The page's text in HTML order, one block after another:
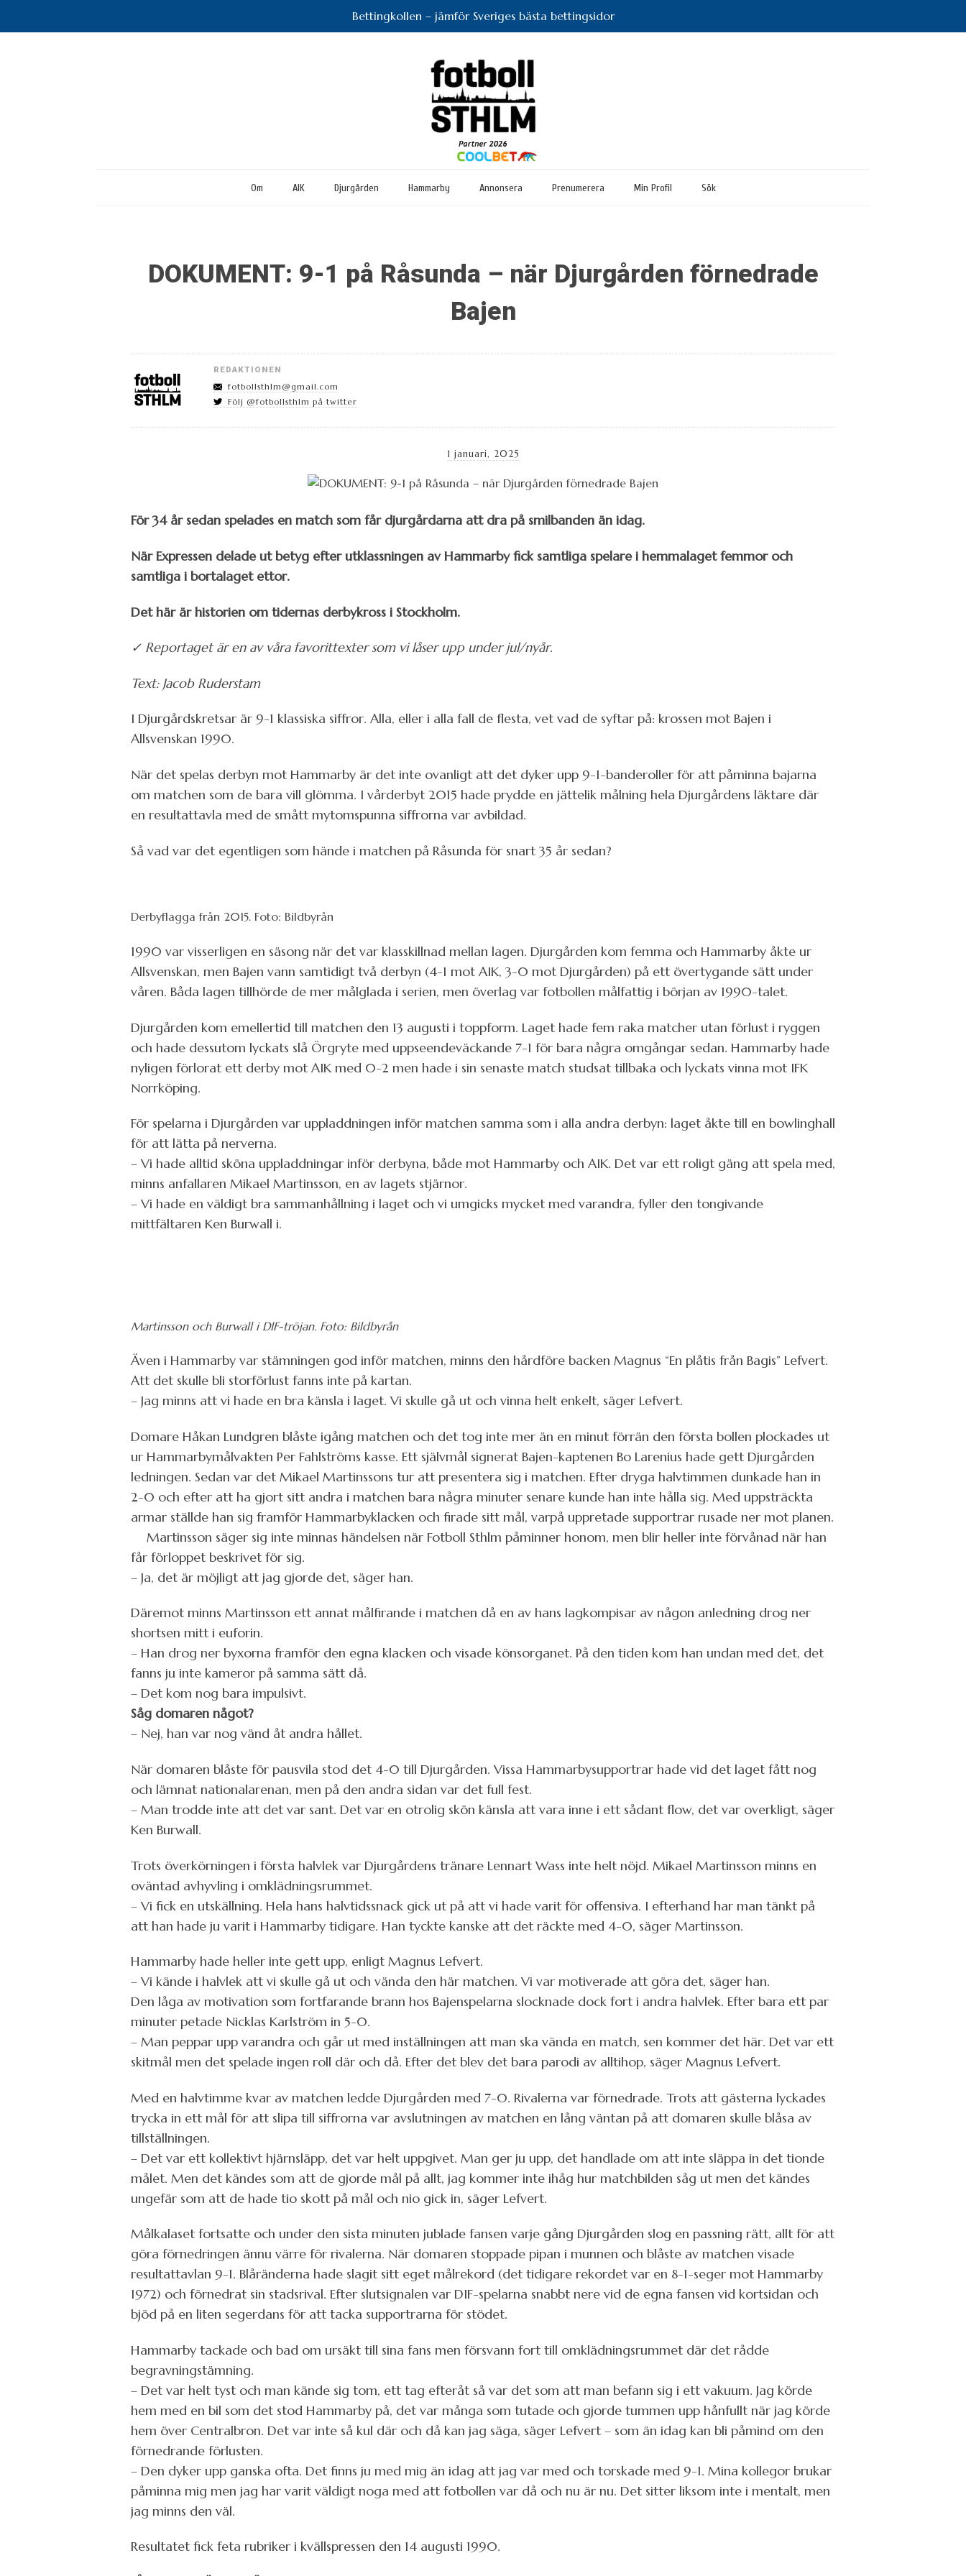
Bettingkollen – jämför Sveriges bästa bettingsidor
Om AIK Djurgården Hammarby Annonsera Prenumerera Min Profil Sök
DOKUMENT: 9-1 på Råsunda – när Djurgården förnedrade
Bajen
REDAKTIONEN
fotbollsthlm@gmail.com
Följ @fotbollsthlm på twitter
1 januari, 2025
För 34 år sedan spelades en match som får djurgårdarna att dra på smilbanden än idag.
När Expressen delade ut betyg efter utklassningen av Hammarby fick samtliga spelare i hemmalaget femmor och
samtliga i bortalaget ettor.
Det här är historien om tidernas derbykross i Stockholm.
✓ Reportaget är en av våra favorittexter som vi låser upp under jul/nyår.
Text: Jacob Ruderstam
I Djurgårdskretsar är 9-1 klassiska siffror. Alla, eller i alla fall de flesta, vet vad de syftar på: krossen mot Bajen i
Allsvenskan 1990.
När det spelas derbyn mot Hammarby är det inte ovanligt att det dyker upp 9-1-banderoller för att påminna bajarna
om matchen som de bara vill glömma. I vårderbyt 2015 hade prydde en jättelik målning hela Djurgårdens läktare där
en resultattavla med de smått mytomspunna siffrorna var avbildad.
Så vad var det egentligen som hände i matchen på Råsunda för snart 35 år sedan?
Derbyflagga från 2015. Foto: Bildbyrån
1990 var visserligen en säsong när det var klasskillnad mellan lagen. Djurgården kom femma och Hammarby åkte ur
Allsvenskan, men Bajen vann samtidigt två derbyn (4-1 mot AIK, 3-0 mot Djurgården) på ett övertygande sätt under
våren. Båda lagen tillhörde de mer målglada i serien, men överlag var fotbollen målfattig i början av 1990-talet.
Djurgården kom emellertid till matchen den 13 augusti i toppform. Laget hade fem raka matcher utan förlust i ryggen
och hade dessutom lyckats slå Örgryte med uppseendeväckande 7-1 för bara några omgångar sedan. Hammarby hade
nyligen förlorat ett derby mot AIK med 0-2 men hade i sin senaste match studsat tillbaka och lyckats vinna mot IFK
Norrköping.
För spelarna i Djurgården var uppladdningen inför matchen samma som i alla andra derbyn: laget åkte till en bowlinghall
för att lätta på nerverna.
– Vi hade alltid sköna uppladdningar inför derbyna, både mot Hammarby och AIK. Det var ett roligt gäng att spela med,
minns anfallaren Mikael Martinsson, en av lagets stjärnor.
– Vi hade en väldigt bra sammanhållning i laget och vi umgicks mycket med varandra, fyller den tongivande
mittfältaren Ken Burwall i.
Martinsson och Burwall i DIF-tröjan. Foto: Bildbyrån
Även i Hammarby var stämningen god inför matchen, minns den hårdföre backen Magnus “En plåtis från Bagis” Lefvert.
Att det skulle bli storförlust fanns inte på kartan.
– Jag minns att vi hade en bra känsla i laget. Vi skulle gå ut och vinna helt enkelt, säger Lefvert.
Domare Håkan Lundgren blåste igång matchen och det tog inte mer än en minut förrän den första bollen plockades ut
ur Hammarbymålvakten Per Fahlströms kasse. Ett självmål signerat Bajen-kaptenen Bo Larenius hade gett Djurgården
ledningen. Sedan var det Mikael Martinssons tur att presentera sig i matchen. Efter dryga halvtimmen dunkade han in
2-0 och efter att ha gjort sitt andra i matchen bara några minuter senare kunde han inte hålla sig. Med uppsträckta
armar ställde han sig framför Hammarbyklacken och firade sitt mål, varpå uppretade supportrar rusade ner mot planen.
Martinsson säger sig inte minnas händelsen när Fotboll Sthlm påminner honom, men blir heller inte förvånad när han
får förloppet beskrivet för sig.
– Ja, det är möjligt att jag gjorde det, säger han.
Däremot minns Martinsson ett annat målfirande i matchen då en av hans lagkompisar av någon anledning drog ner
shortsen mitt i euforin.
– Han drog ner byxorna framför den egna klacken och visade könsorganet. På den tiden kom han undan med det, det
fanns ju inte kameror på samma sätt då.
– Det kom nog bara impulsivt.
Såg domaren något?
– Nej, han var nog vänd åt andra hållet.
När domaren blåste för pausvila stod det 4-0 till Djurgården. Vissa Hammarbysupportrar hade vid det laget fått nog
och lämnat nationalarenan, men på den andra sidan var det full fest.
– Man trodde inte att det var sant. Det var en otrolig skön känsla att vara inne i ett sådant flow, det var overkligt, säger
Ken Burwall.
Trots överkörningen i första halvlek var Djurgårdens tränare Lennart Wass inte helt nöjd. Mikael Martinsson minns en
oväntad avhyvling i omklädningsrummet.
– Vi fick en utskällning. Hela hans halvtidssnack gick ut på att vi hade varit för offensiva. I efterhand har man tänkt på
att han hade ju varit i Hammarby tidigare. Han tyckte kanske att det räckte med 4-0, säger Martinsson.
Hammarby hade heller inte gett upp, enligt Magnus Lefvert.
– Vi kände i halvlek att vi skulle gå ut och vända den här matchen. Vi var motiverade att göra det, säger han.
Den låga av motivation som fortfarande brann hos Bajenspelarna slocknade dock fort i andra halvlek. Efter bara ett par
minuter petade Nicklas Karlström in 5-0.
– Man peppar upp varandra och går ut med inställningen att man ska vända en match, sen kommer det här. Det var ett
skitmål men det spelade ingen roll där och då. Efter det blev det bara parodi av alltihop, säger Magnus Lefvert.
Med en halvtimme kvar av matchen ledde Djurgården med 7-0. Rivalerna var förnedrade. Trots att gästerna lyckades
trycka in ett mål för att slipa till siffrorna var avslutningen av matchen en lång väntan på att domaren skulle blåsa av
tillställningen.
– Det var ett kollektivt hjärnsläpp, det var helt uppgivet. Man ger ju upp, det handlade om att inte släppa in det tionde
målet. Men det kändes som att de gjorde mål på allt, jag kommer inte ihåg hur matchbilden såg ut men det kändes
ungefär som att de hade tio skott på mål och nio gick in, säger Lefvert.
Målkalaset fortsatte och under den sista minuten jublade fansen varje gång Djurgården slog en passning rätt, allt för att
göra förnedringen ännu värre för rivalerna. När domaren stoppade pipan i munnen och blåste av matchen visade
resultattavlan 9-1. Blåränderna hade slagit sitt eget målrekord (det tidigare rekordet var en 8-1-seger mot Hammarby
1972) och förnedrat sin stadsrival. Efter slutsignalen var DIF-spelarna snabbt nere vid de egna fansen vid kortsidan och
bjöd på en liten segerdans för att tacka supportrarna för stödet.
Hammarby tackade och bad om ursäkt till sina fans men försvann fort till omklädningsrummet där det rådde
begravningstämning.
– Det var helt tyst och man kände sig tom, ett tag efteråt så var det som att man befann sig i ett vakuum. Jag körde
hem med en bil som det stod Hammarby på, det var många som tutade och gjorde tummen upp hånfullt när jag körde
hem över Centralbron. Det var inte så kul där och då kan jag säga, säger Lefvert – som än idag kan bli påmind om den
förnedrande förlusten.
– Den dyker upp ganska ofta. Det finns ju med mig än idag att jag var med och torskade med 9-1. Mina kollegor brukar
påminna mig men jag har varit väldigt noga med att fotbollen var då och nu är nu. Det sitter liksom inte i mentalt, men
jag minns den väl.
Resultatet fick feta rubriker i kvällspressen den 14 augusti 1990.